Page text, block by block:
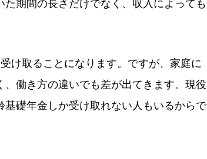
期間の長さだけでなく、収入によっても
け取ることになります。ですが、家庭に
働き方の違いでも差が出てきます。現役
礎年金しか受け取れない人もいるからで